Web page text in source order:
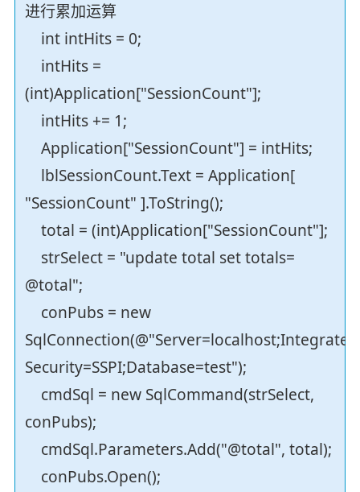
进行累加运算
int intHits = 0;
intHits =
(int)Application["SessionCount"];
intHits += 1;
Application["SessionCount"] = intHits;
lblSessionCount.Text = Application[
"SessionCount" ].ToString();
total = (int)Application["SessionCount"];
strSelect = "update total set totals=
@total";
conPubs = new
SqlConnection(@"Server=localhost;Integrated
Security=SSPI;Database=test");
cmdSql = new SqlCommand(strSelect,
conPubs);
cmdSql.Parameters.Add("@total", total);
conPubs.Open();